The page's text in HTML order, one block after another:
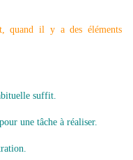
quand il y a des éléments
suffit.
une tâche à réaliser.